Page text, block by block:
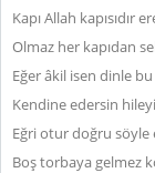
Kapı Allah kapısıdır
Olmaz her kapıdan
Eğer âkil isen dinle
Kendine edersin
Eğri otur doğru söyle
Boş torbaya gelmez